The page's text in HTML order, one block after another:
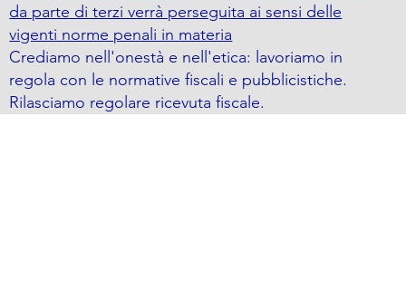
da parte di terzi verrà perseguita ai sensi delle
vigenti norme penali in materia
Crediamo nell'onestà e nell'etica: lavoriamo in
regola con le normative fiscali e pubblicistiche.
Rilasciamo regolare ricevuta fiscale.